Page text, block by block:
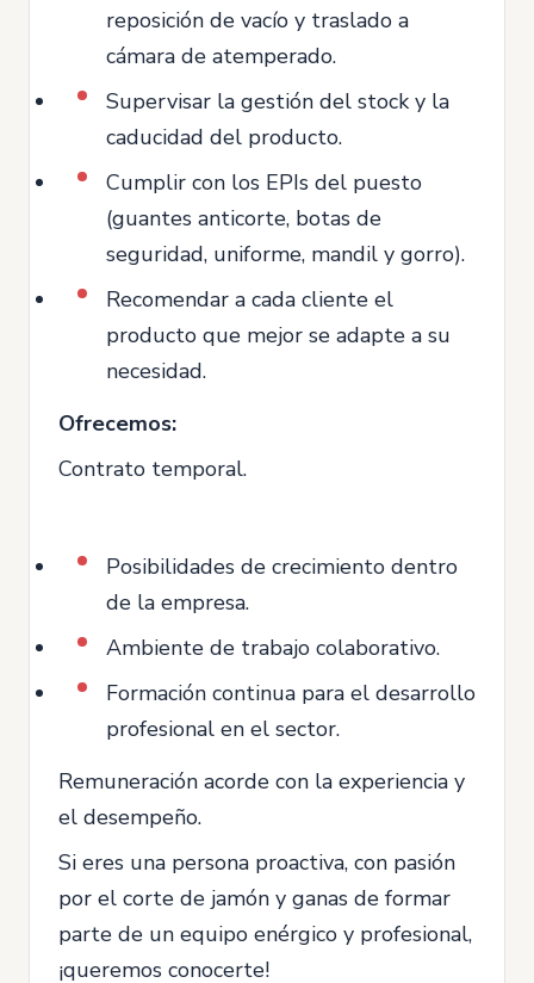
reposición de vacío y traslado a
cámara de atemperado.
Supervisar la gestión del stock y la
caducidad del producto.
Cumplir con los EPIs del puesto
(guantes anticorte, botas de
seguridad, uniforme, mandil y gorro).
Recomendar a cada cliente el
producto que mejor se adapte a su
necesidad.
Ofrecemos:
Contrato temporal.
Posibilidades de crecimiento dentro
de la empresa.
Ambiente de trabajo colaborativo.
Formación continua para el desarrollo
profesional en el sector.
Remuneración acorde con la experiencia y
el desempeño.
Si eres una persona proactiva, con pasión
por el corte de jamón y ganas de formar
parte de un equipo enérgico y profesional,
¡queremos conocerte!